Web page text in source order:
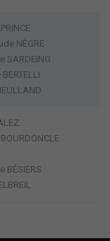
NÈGRE
SARDEING
BÉSIERS